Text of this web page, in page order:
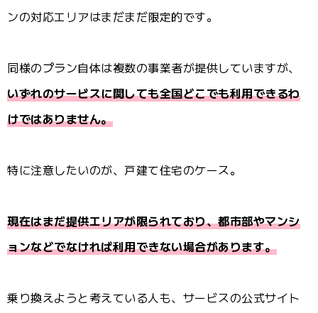
ンの対応エリアはまだまだ限定的です。
同様のプラン自体は複数の事業者が提供していますが、
いずれのサービスに関しても全国どこでも利用できるわ
けではありません。
特に注意したいのが、戸建て住宅のケース。
現在はまだ提供エリアが限られており、都市部やマンシ
ョンなどでなければ利用できない場合があります。
乗り換えようと考えている人も、サービスの公式サイト